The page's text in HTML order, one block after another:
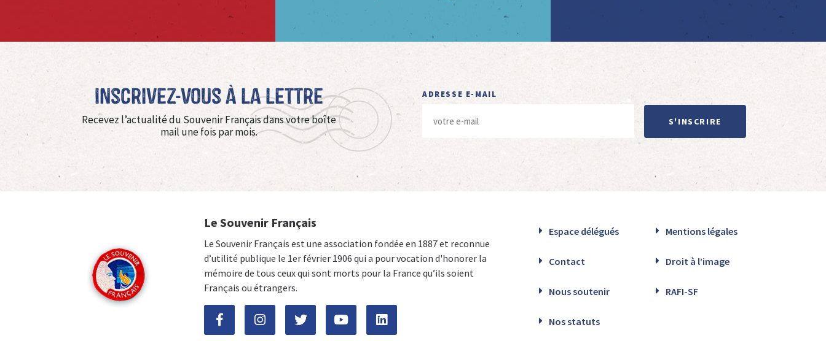
Inscrivez-vous à La Lettre
Recevez l’actualité du Souvenir Français dans votre boîte
mail une fois par mois.
ADRESSE E-MAIL
S'INSCRIRE
Le Souvenir Français
Le Souvenir Français est une association fondée en 1887 et reconnue
d’utilité publique le 1er février 1906 qui a pour vocation d'honorer la
mémoire de tous ceux qui sont morts pour la France qu’ils soient
Français ou étrangers.
Espace délégués Mentions légales
Contact Droit à l’image
Nous soutenir RAFI-SF
Nos statuts